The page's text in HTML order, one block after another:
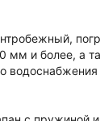
мм и более, а